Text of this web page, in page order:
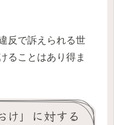
反で訴えられる世
ることはあり得ま
け」に対する